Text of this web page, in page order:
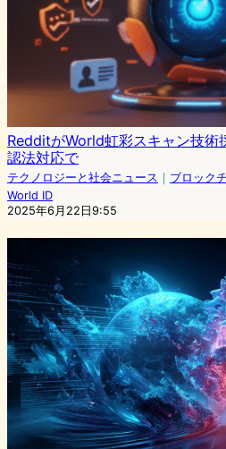
RedditがWorld虹彩スキャン技術
認法対応で
テクノロジーと社会ニュース ｜ ブロック
World ID
2025年6月22日9:55